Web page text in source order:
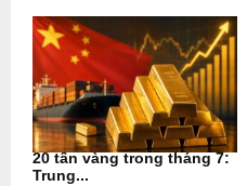
20 tấn vàng trong tháng 7:
Trung...